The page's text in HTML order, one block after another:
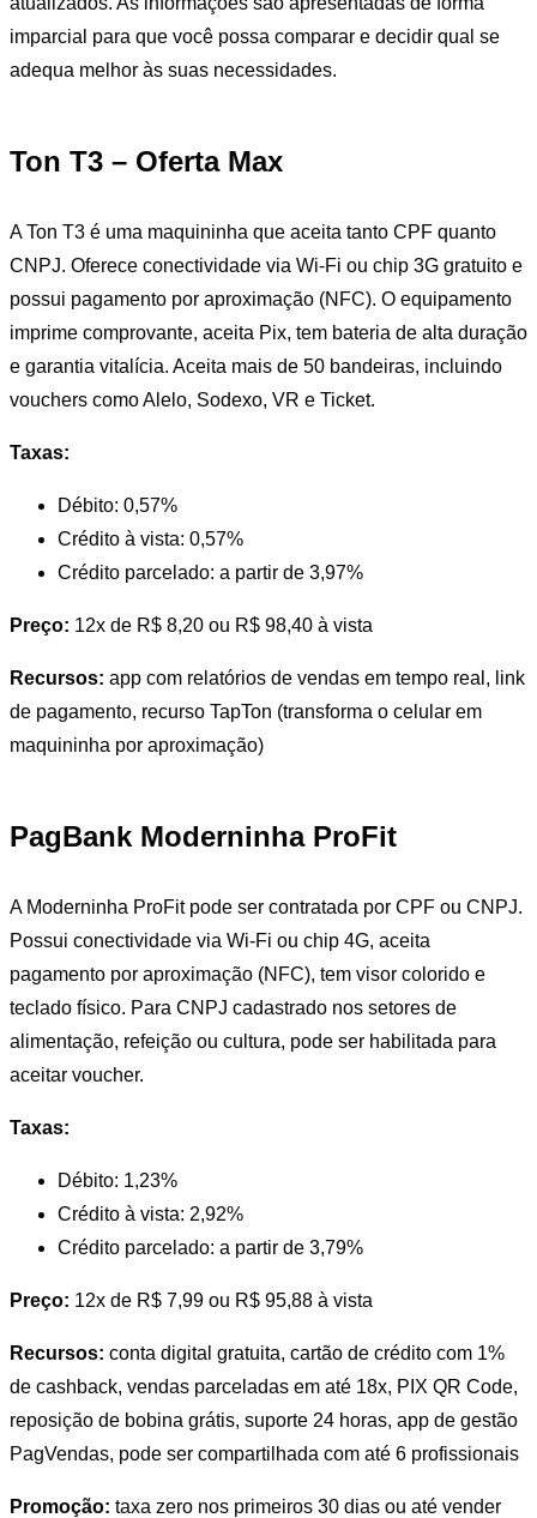
imparcial para que você possa comparar e decidir qual se
adequa melhor às suas necessidades.
Ton T3 – Oferta Max
A Ton T3 é uma maquininha que aceita tanto CPF quanto
CNPJ. Oferece conectividade via Wi-Fi ou chip 3G gratuito e
possui pagamento por aproximação (NFC). O equipamento
imprime comprovante, aceita Pix, tem bateria de alta duração
e garantia vitalícia. Aceita mais de 50 bandeiras, incluindo
vouchers como Alelo, Sodexo, VR e Ticket.
Taxas:
Débito: 0,57%
Crédito à vista: 0,57%
Crédito parcelado: a partir de 3,97%
Preço: 12x de R$ 8,20 ou R$ 98,40 à vista
Recursos: app com relatórios de vendas em tempo real, link
de pagamento, recurso TapTon (transforma o celular em
maquininha por aproximação)
PagBank Moderninha ProFit
A Moderninha ProFit pode ser contratada por CPF ou CNPJ.
Possui conectividade via Wi-Fi ou chip 4G, aceita
pagamento por aproximação (NFC), tem visor colorido e
teclado físico. Para CNPJ cadastrado nos setores de
alimentação, refeição ou cultura, pode ser habilitada para
aceitar voucher.
Taxas:
Débito: 1,23%
Crédito à vista: 2,92%
Crédito parcelado: a partir de 3,79%
Preço: 12x de R$ 7,99 ou R$ 95,88 à vista
Recursos: conta digital gratuita, cartão de crédito com 1%
de cashback, vendas parceladas em até 18x, PIX QR Code,
reposição de bobina grátis, suporte 24 horas, app de gestão
PagVendas, pode ser compartilhada com até 6 profissionais
Promoção: taxa zero nos primeiros 30 dias ou até vender